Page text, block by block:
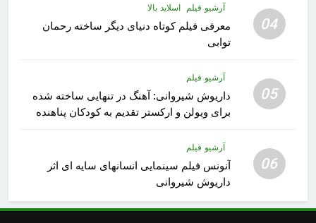
04
آرشیو فیلم اسلاید بالا
معرفی فیلم کوتاه دنیای دیگر ساخته رحمان
توابی
05
آرشیو فیلم
داریوش شیروانی: آهنگ در تنهایی ساخته شده
برای ویولن و ارکستر تقدیم به کودکان پناهنده
06
آرشیو فیلم
آنونس فیلم سینمایی انسانهای سایه ای اثر
داریوش شیروانی